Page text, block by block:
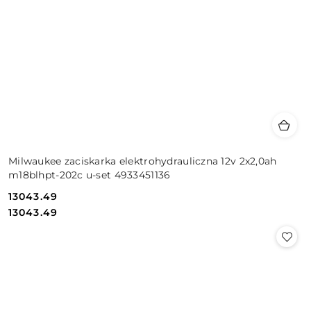
Milwaukee zaciskarka elektrohydrauliczna 12v 2x2,0ah
m18blhpt-202c u-set 4933451136
Cena:
13043.49
Cena:
13043.49